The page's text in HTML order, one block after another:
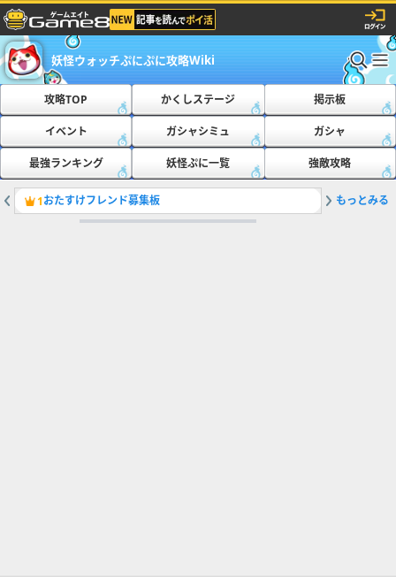
妖怪ウォッチぷにぷに攻略Wiki
攻略TOP かくしステージ 掲示板
イベント ガシャシミュ ガシャ
最強ランキング 妖怪ぷに一覧 強敵攻略
1おたすけフレンド募集板 2最新の
もっとみる